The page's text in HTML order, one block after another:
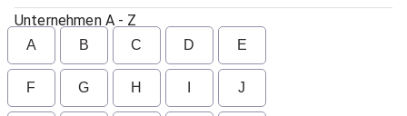
Unternehmen A - Z
A B C D E
F G H J